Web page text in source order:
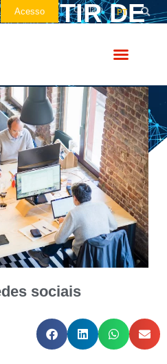
Acesso Contato PT
PARTIR DE
sociais